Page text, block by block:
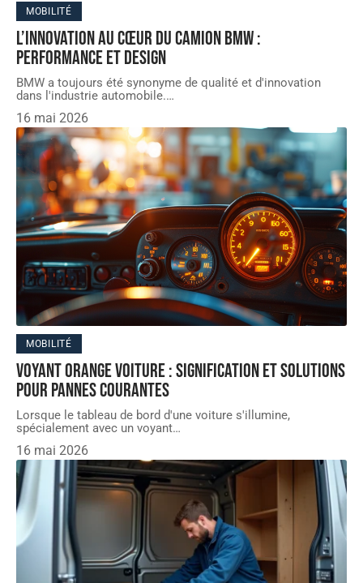
MOBILITÉ
L’innovation au cœur du camion BMW :
performance et design
BMW a toujours été synonyme de qualité et d'innovation
dans l'industrie automobile.…
16 mai 2026
MOBILITÉ
Voyant orange voiture : signification et solutions
pour pannes courantes
Lorsque le tableau de bord d'une voiture s'illumine,
spécialement avec un voyant…
16 mai 2026